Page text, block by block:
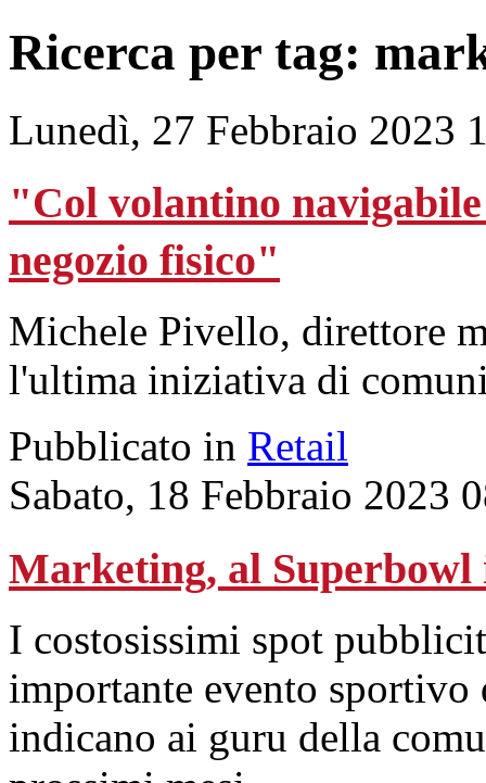
Ricerca per tag:
Lunedì, 27 Febbraio 2023
"Col volantino
negozio fisico"
Michele Pivello, direttore
l'ultima iniziativa di
Pubblicato in Retail
Sabato, 18 Febbraio 2023
Marketing, al Superbowl
I costosissimi spot
importante evento
indicano ai guru della